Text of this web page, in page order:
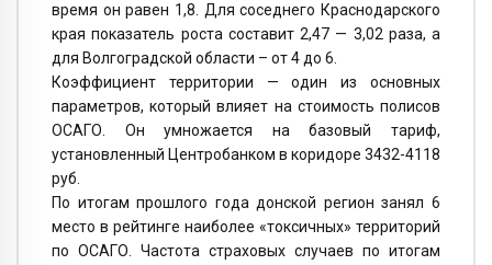
время он равен 1,8. Для соседнего Краснодарского
края показатель роста составит 2,47 — 3,02 раза, а
для Волгоградской области – от 4 до 6.
Коэффициент территории — один из основных
параметров, который влияет на стоимость полисов
ОСАГО. Он умножается на базовый тариф,
установленный Центробанком в коридоре 3432-4118
руб.
По итогам прошлого года донской регион занял 6
место в рейтинге наиболее «токсичных» территорий
по ОСАГО. Частота страховых случаев по итогам